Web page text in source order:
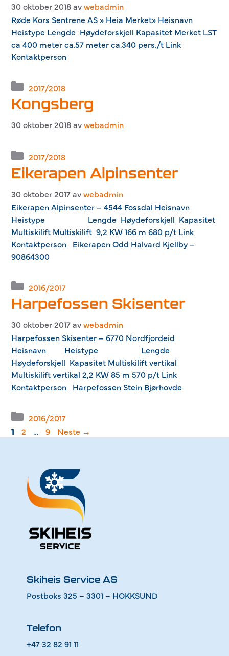
30 oktober 2018 avwebadmin
Røde Kors Sentrene AS » Heia Merket» Heisnavn
Heistype Lengde Høydeforskjell Kapasitet Merket LST
ca 400 meter ca.57 meter ca.340 pers./t Link
Kontaktperson
Kategorier
2017/2018
Kongsberg
30 oktober 2018 avwebadmin
Kategorier
2017/2018
Eikerapen Alpinsenter
30 oktober 2017 avwebadmin
Eikerapen Alpinsenter – 4544 Fossdal Heisnavn
Heistype Lengde Høydeforskjell Kapasitet
Multiskilift Multiskilift 9,2 KW 166 m 680 p/t Link
Kontaktperson Eikerapen Odd Halvard Kjellby –
90864300
Kategorier
2016/2017
Harpefossen Skisenter
30 oktober 2017 avwebadmin
Harpefossen Skisenter – 6770 Nordfjordeid
Heisnavn Heistype Lengde
Høydeforskjell Kapasitet Multiskilift vertikal
Multiskilift vertikal 2,2 KW 85 m 570 p/t Link
Kontaktperson Harpefossen Stein Bjørhovde
Kategorier
2016/2017
Side
1 Side
2 … Side
9 Neste →
Skiheis Service AS
Postboks 325 – 3301 – HOKKSUND
Telefon
+47 32 82 91 11